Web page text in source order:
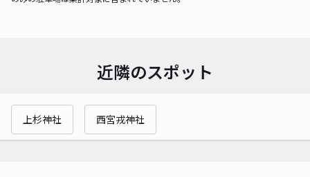
近隣のスポット
上杉神社 西宮戎神社